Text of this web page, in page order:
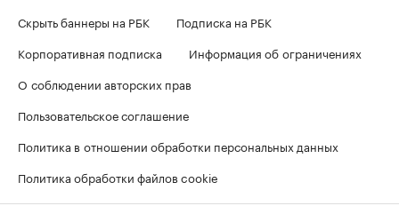
Скрыть баннеры на РБК
Подписка на РБК
Корпоративная подписка
Информация об ограничениях
О соблюдении авторских прав
Пользовательское соглашение
Политика в отношении обработки персональных данных
Политика обработки файлов cookie